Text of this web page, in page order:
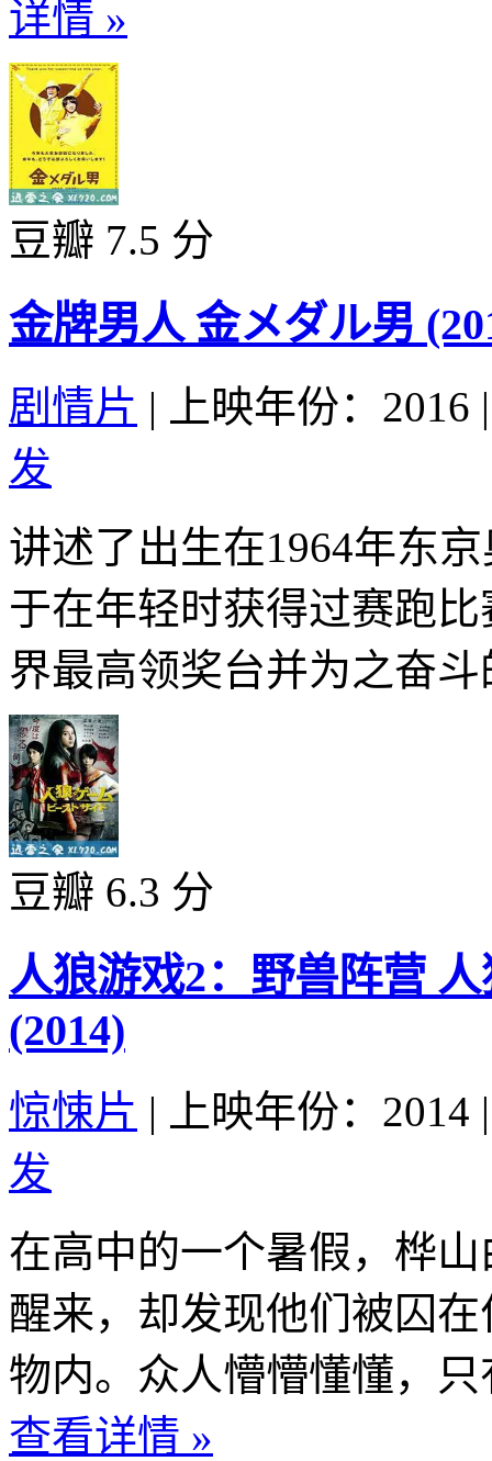
详情 »
豆瓣 7.5 分
金牌男人 金メダル男
剧情片 | 上映年份：2016 |
发
讲述了出生在1964年东
于在年轻时获得过赛跑
界最高领奖台并为之奋
豆瓣 6.3 分
人狼游戏2：野兽阵营
(2014)
惊悚片 | 上映年份：2014 |
发
在高中的一个暑假，桦
醒来，却发现他们被囚
物内。众人懵懵懂懂，
查看详情 »